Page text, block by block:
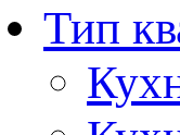
Тип